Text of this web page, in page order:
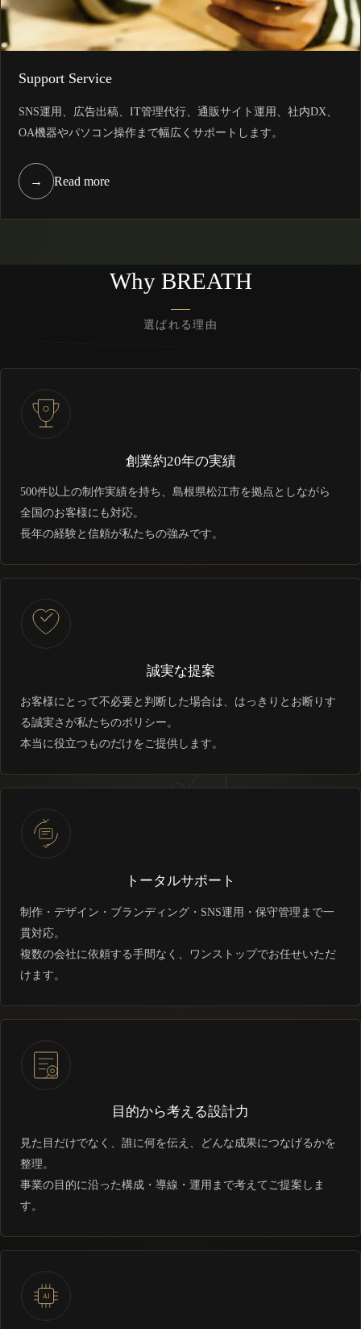
Support Service
SNS運用、広告出稿、IT管理代行、通販サイト運用、社内DX、
OA機器やパソコン操作まで幅広くサポートします。
→ Read more
Why BREATH
選ばれる理由
創業約20年の実績
500件以上の制作実績を持ち、島根県松江市を拠点としながら
全国のお客様にも対応。
長年の経験と信頼が私たちの強みです。
誠実な提案
お客様にとって不必要と判断した場合は、はっきりとお断りす
る誠実さが私たちのポリシー。
本当に役立つものだけをご提供します。
トータルサポート
制作・デザイン・ブランディング・SNS運用・保守管理まで一
貫対応。
複数の会社に依頼する手間なく、ワンストップでお任せいただ
けます。
目的から考える設計力
見た目だけでなく、誰に何を伝え、どんな成果につなげるかを
整理。
事業の目的に沿った構成・導線・運用まで考えてご提案しま
す。
AI